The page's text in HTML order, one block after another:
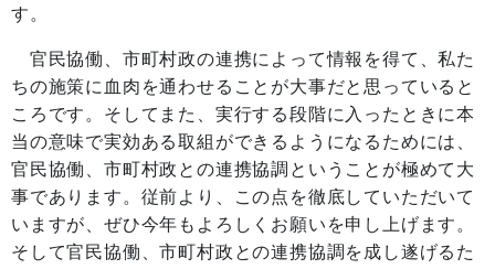
す。
官民協働、市町村政の連携によって情報を得て、私た
ちの施策に血肉を通わせることが大事だと思っていると
ころです。そしてまた、実行する段階に入ったときに本
当の意味で実効ある取組ができるようになるためには、
官民協働、市町村政との連携協調ということが極めて大
事であります。従前より、この点を徹底していただいて
いますが、ぜひ今年もよろしくお願いを申し上げます。
そして官民協働、市町村政との連携協調を成し遂げるた